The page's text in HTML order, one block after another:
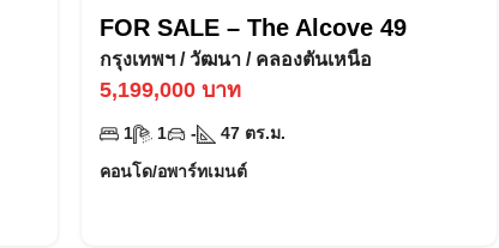
FOR SALE – The Alcove 49
กรุงเทพฯ /วัฒนา / คลองตันเหนือ
5,199,000 บาท
1 1 - 47ตร.ม.
คอนโด/อพาร์ทเมนต์